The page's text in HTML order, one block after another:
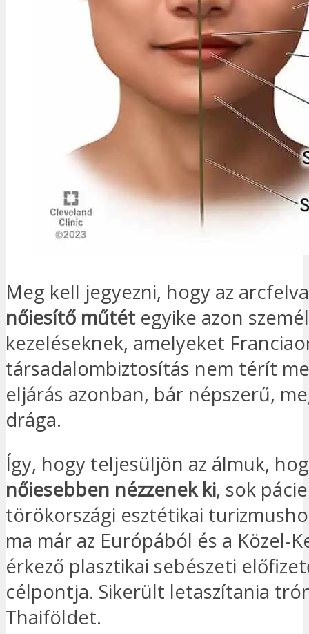
Meg kell jegyezni, hogy az
nőiesítő műtétegyike azon
kezeléseknek, amelyeket
társadalombiztosítás nem térít
eljárás azonban, bár népszerű,
drága.
Így, hogy teljesüljön az álmuk,
nőiesebben nézzenek ki, sok
törökországi esztétikai
ma már az Európából és a Közel-
érkező plasztikai sebészeti
célpontja. Sikerült letaszítania
Thaiföldet.